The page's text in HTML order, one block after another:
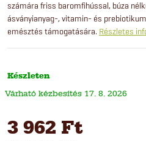
számára friss baromfihússal, búza
ásványianyag-, vitamin- és
emésztés támogatására. Részletes
Készleten
17. 8. 2026
3 962 Ft